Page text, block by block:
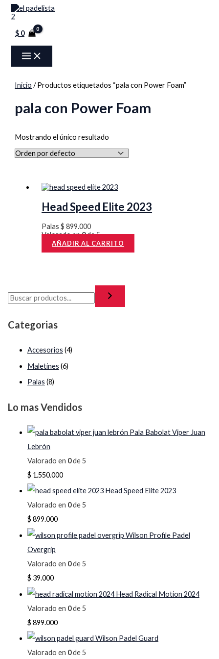
contenido
$0
MENU
Categorias
Accesorios (4)
Maletines (6)
Palas (8)
Lo mas Vendidos
Pala Babolat Viper Juan
Lebrón
Valorado en 0de 5
$ 1.550.000
Head Speed Elite 2023
Valorado en 0de 5
$ 899.000
Wilson Profile Padel
Overgrip
Valorado en 0de 5
$ 39.000
Head Radical Motion 2024
Valorado en 0de 5
$ 899.000
Wilson Padel Guard
Valorado en 0de 5
Inicio / Productos etiquetados “pala con Power Foam”
pala con Power Foam
Mostrando el único resultado
Head Speed Elite 2023
Palas$ 899.000
Valorado en0de 5
AÑADIR AL CARRITO
Menú